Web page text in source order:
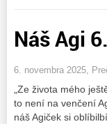
Náš Agi
6. novembra 2025,
„Ze života mého
to není na venčení
náš Agiček si